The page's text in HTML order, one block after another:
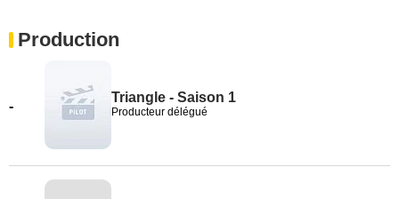
Production
-
Triangle - Saison 1
Producteur délégué